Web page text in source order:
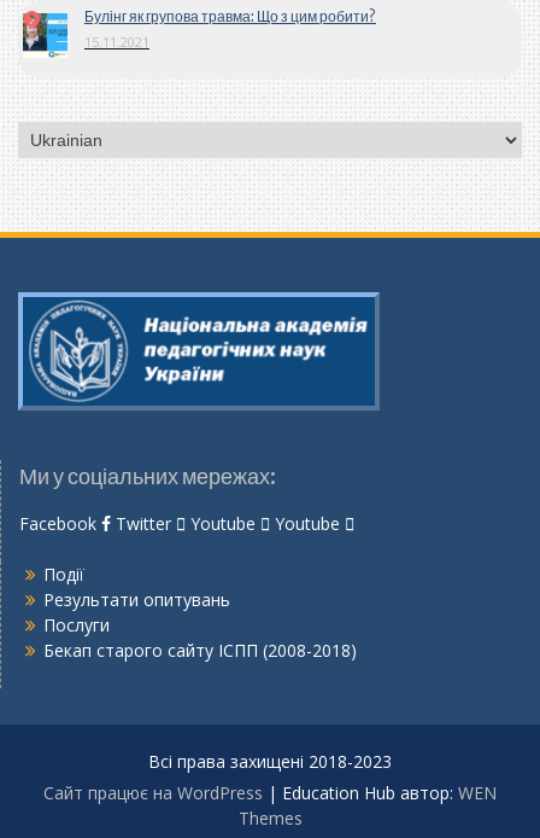
Булінг як групова травма: Що з цим робити?
15.11.2021
Вибрати
мову
Ми у соціальних мережах:
Facebook Twitter Youtube Youtube
Події
Результати опитувань
Послуги
Бекап старого сайту ІСПП (2008-2018)
Всі права захищені 2018-2023
Сайт працює на WordPress | Education Hub автор: WEN
Themes